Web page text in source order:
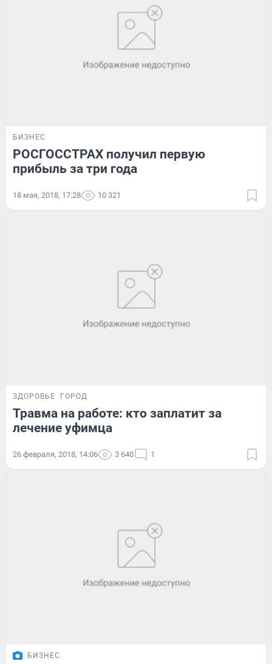
БИЗНЕС
РОСГОССТРАХ получил первую
прибыль за три года
18 мая, 2018, 17:28 10 321
ЗДОРОВЬЕ ГОРОД
Травма на работе: кто заплатит за
лечение уфимца
26 февраля, 2018, 14:06 3 640 1
БИЗНЕС